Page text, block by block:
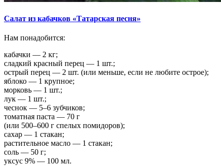
Салат из кабачков «Татарская песня»
Нам понадобится:
кабачки — 2 кг;
сладкий красный перец — 1 шт.;
острый перец — 2 шт. (или меньше, если не любите острое);
яблоко — 1 крупное;
морковь — 1 шт.;
лук — 1 шт.;
чеснок — 5–6 зубчиков;
томатная паста — 70 г
(или 500–600 г спелых помидоров);
сахар — 1 стакан;
растительное масло — 1 стакан;
соль — 50 г;
уксус 9% — 100 мл.